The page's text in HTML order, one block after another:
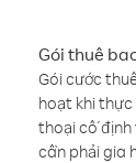
Gói thuê
Gói cước
hoạt khi
thoại cố định
cần phải gia